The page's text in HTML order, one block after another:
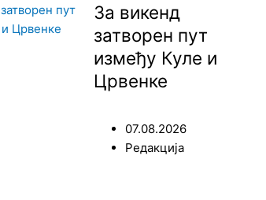
За викенд
затворен пут
између Куле и
Црвенке
07.08.2026
Редакција